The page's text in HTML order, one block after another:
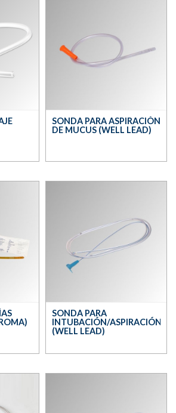
SONDA PARA ASPIRACIÓN
DE MUCUS (WELL LEAD)
SONDA PARA
INTUBACIÓN/ASPIRACIÓN
(WELL LEAD)